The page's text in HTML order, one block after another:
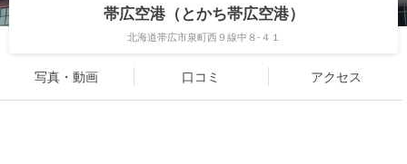
帯広空港（とかち帯広空港）
北海道帯広市泉町西９線中８-４１
写真・動画 口コミ アクセス